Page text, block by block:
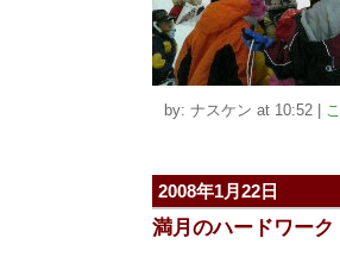
by: ナスケン at 10:52
2008年1月22日
満月のハードワーク